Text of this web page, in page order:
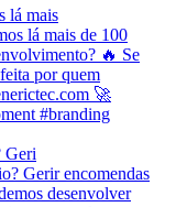
lá mais
Geri